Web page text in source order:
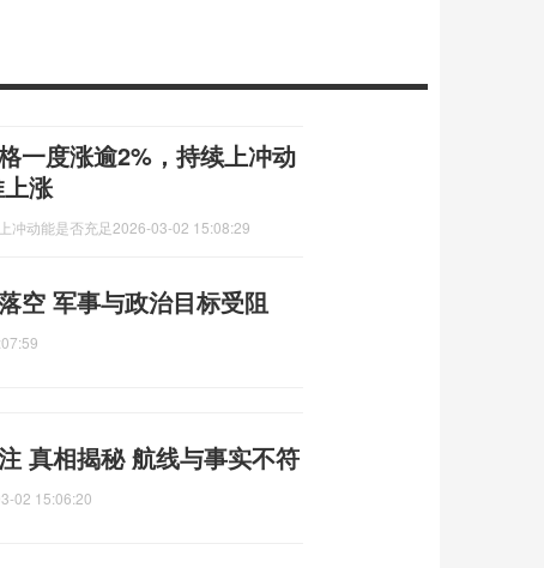
一度涨逾2%，持续上冲动
涨
冲动能是否充足2026-03-02 15:08:29
空 军事与政治目标受阻
真相揭秘 航线与事实不符
02 15:06:20